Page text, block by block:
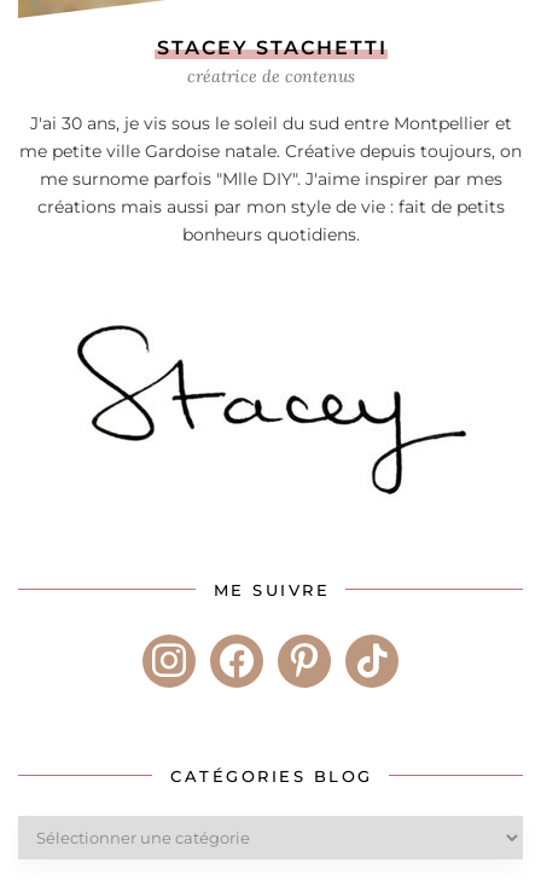
STACEY STACHETTI
créatrice de contenus
J'ai 30 ans, je vis sous le soleil du sud entre Montpellier et
me petite ville Gardoise natale. Créative depuis toujours, on
me surnome parfois "Mlle DIY". J'aime inspirer par mes
créations mais aussi par mon style de vie : fait de petits
bonheurs quotidiens.
ME SUIVRE
instagramfacebookpinteresttiktok
CATÉGORIES BLOG
Catégories
blog